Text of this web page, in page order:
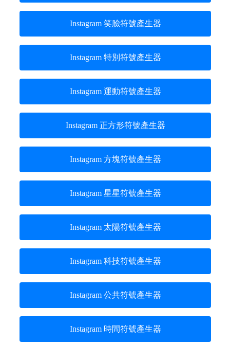
Instagram 笑臉符號產生器
Instagram 特別符號產生器
Instagram 運動符號產生器
Instagram 正方形符號產生器
Instagram 方塊符號產生器
Instagram 星星符號產生器
Instagram 太陽符號產生器
Instagram 科技符號產生器
Instagram 公共符號產生器
Instagram 時間符號產生器